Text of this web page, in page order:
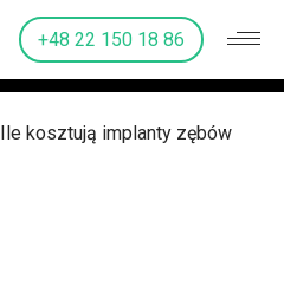
+48 22 150 18 86
Ile kosztują implanty zębów